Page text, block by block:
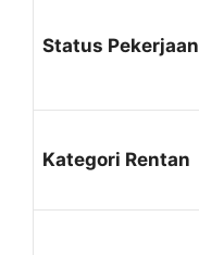
Status Pekerjaan
Kategori Rentan